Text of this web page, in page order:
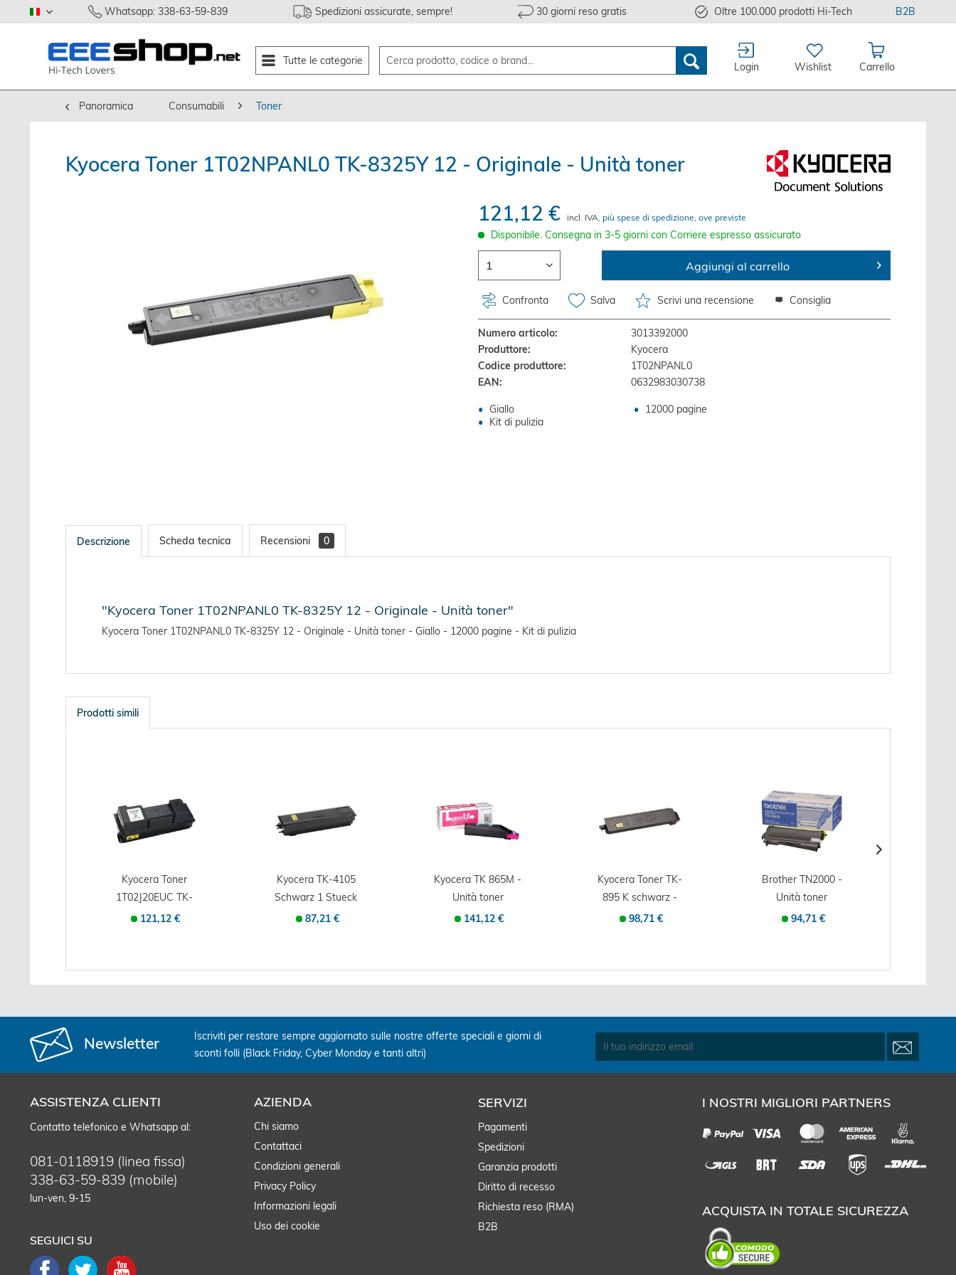
italiano Whatsapp: 338-63-59-839 Spedizioni assicurate, sempre! 30 giorni reso gratis Oltre 100.000 prodotti Hi-Tech B2B
Tutte le categorie
Login Wishlist Carrello
Panoramica Consumabili Toner
Kyocera Toner 1T02NPANL0 TK-8325Y 12 - Originale - Unità toner
121,12 €
incl. IVA, più spese di spedizione, ove previste
Disponibile. Consegna in 3-5 giorni con Corriere espresso assicurato
Aggiungi al carrello
Confronta Salva Scrivi una recensione Consiglia
Numero articolo:
3013392000
Produttore:
Kyocera
Codice produttore:
1T02NPANL0
EAN:
0632983030738
Giallo
12000 pagine
Kit di pulizia
Descrizione Scheda tecnica Recensioni 0
"Kyocera Toner 1T02NPANL0 TK-8325Y 12 - Originale - Unità toner"
Kyocera Toner 1T02NPANL0 TK-8325Y 12 - Originale - Unità toner - Giallo - 12000 pagine - Kit di pulizia
Prodotti simili
Kyocera Toner
1T02J20EUC TK-
360 20 schwarz -...
121,12 €
Kyocera TK-4105
Schwarz 1 Stueck
e - Originale...
87,21 €
Kyocera TK 865M -
Unità toner
Originale -...
141,12 €
Kyocera Toner TK-
895 K schwarz -
Originale -...
98,71 €
Brother TN2000 -
Unità toner
Originale - Nero -...
94,71 €
Newsletter
Iscriviti per restare sempre aggiornato sulle nostre offerte speciali e giorni di
sconti folli (Black Friday, Cyber Monday e tanti altri)
ASSISTENZA CLIENTI
Contatto telefonico e Whatsapp al:
081-0118919 (linea fissa)
338-63-59-839 (mobile)
lun-ven, 9-15
SEGUICI SU
AZIENDA
Chi siamo
Contattaci
Condizioni generali
Privacy Policy
Informazioni legali
Uso dei cookie
SERVIZI
Pagamenti
Spedizioni
Garanzia prodotti
Diritto di recesso
Richiesta reso (RMA)
B2B
I NOSTRI MIGLIORI PARTNERS
ACQUISTA IN TOTALE SICUREZZA